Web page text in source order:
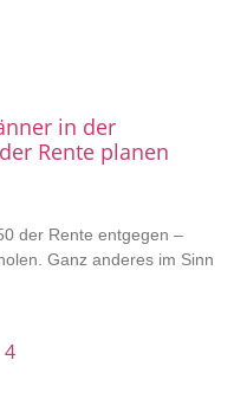
in der
Rente planen
der Rente entgegen –
Ganz anderes im Sinn
4